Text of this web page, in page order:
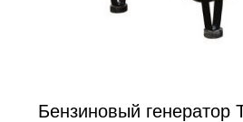
Бензиновый генератор